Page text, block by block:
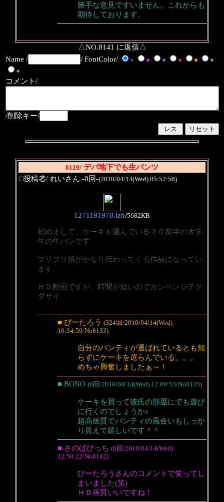
勝手な意見ですいません。これからも
期待しております。
△NO.8141 に返信△
Name /
/ FontColor/ ● ● ● ● ●
●
●
コメント/
/削除キー/
8129/ デパ地下でも生パンツ
□投稿者/ れいさん -0回-(2010/04/14(Wed) 05:52:58)
1271191978.lzh/5682KB
初めまして、ケーキを選んでいる２０前半の大学
生の生パンです
プリプリ感がかなり伝わってくる作品になってい
ます
ＨＤ動画ですが、時間が短いのでカンベンシテク
ダサイ
■ ぴーたろう (324回/2010/04/14(Wed)
10:34:59/No8133)
自分のパンティが選ばれているとも知
らずにケーキを選らんでいる。。。
めちゃ興奮しましたぁ～！
■ BONO (0回/2010/04/14(Wed) 12:09:53/No8135)
ケーキを買って彼氏の部屋にでも遊び
に行くのでしょうか♪
超高画質でパンティの風合いもしっか
り見えて嬉しいです＾＾
■ さのばびっち (0回/2010/04/14(Wed)
12:50:22/No8142)
ぴーたろうさんのコメントで笑ってし
まいました(笑)
ＨＤ画質いいですね！